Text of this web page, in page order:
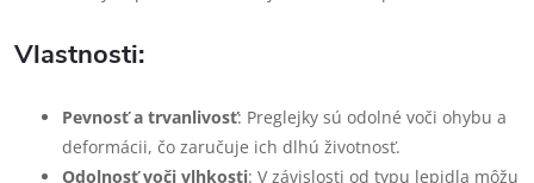
Vlastnosti:
Pevnosť a trvanlivosť: Preglejky sú odolné voči ohybu a
deformácii, čo zaručuje ich dlhú životnosť.
Odolnosť voči vlhkosti: V závislosti od typu lepidla môžu